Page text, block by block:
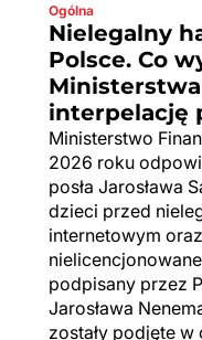
Ogólna
Nielegalny
Polsce. Co
interpelację
Ministerstwo
2026 roku
posła Jarosława
dzieci przed
internetowym
podpisany przez
Jarosława
zostały podjęte